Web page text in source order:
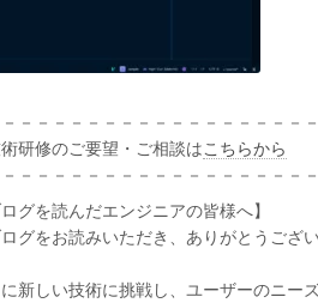
－－－－－－－－－－－－－－－－－
研修のご要望・ご相談はこちらから
－－－－－－－－－－－－－－－－－
ログを読んだエンジニアの皆様へ】
グをお読みいただき、ありがとうござい
新しい技術に挑戦し、ユーザーのニー